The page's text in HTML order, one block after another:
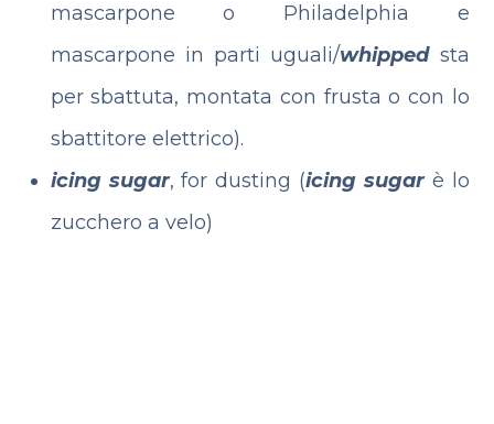
mascarpone o Philadelphia e
mascarpone in parti uguali/whippedsta
per sbattuta, montata con frusta o con lo
sbattitore elettrico).
icing sugar, for dusting (icing sugarè lo
zucchero a velo)